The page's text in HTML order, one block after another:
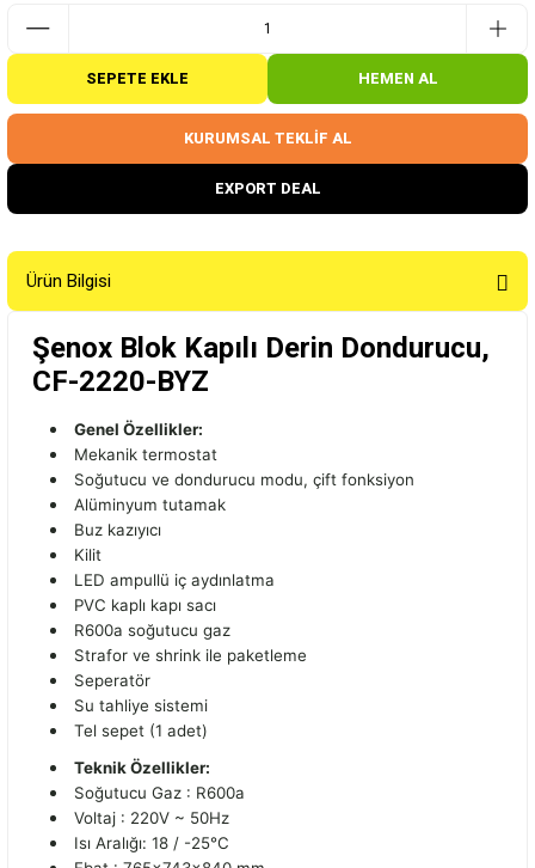
SEPETE EKLE HEMEN AL
KURUMSAL TEKLİF AL
EXPORT DEAL
Ürün Bilgisi
Şenox Blok Kapılı Derin Dondurucu,
CF-2220-BYZ
Genel Özellikler:
Mekanik termostat
Soğutucu ve dondurucu modu, çift fonksiyon
Alüminyum tutamak
Buz kazıyıcı
Kilit
LED ampullü iç aydınlatma
PVC kaplı kapı sacı
R600a soğutucu gaz
Strafor ve shrink ile paketleme
Seperatör
Su tahliye sistemi
Tel sepet (1 adet)
Teknik Özellikler:
Soğutucu Gaz : R600a
Voltaj : 220V ~ 50Hz
Isı Aralığı: 18 / -25°C